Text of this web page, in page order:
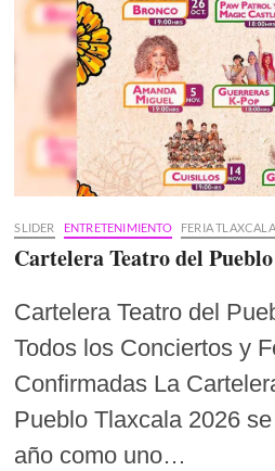
SLIDER ENTRETENIMIENTO FERIA
Cartelera Teatro del
Cartelera Teatro del
Todos los Conciertos y
Confirmadas La
Pueblo Tlaxcala 2026
año como uno…